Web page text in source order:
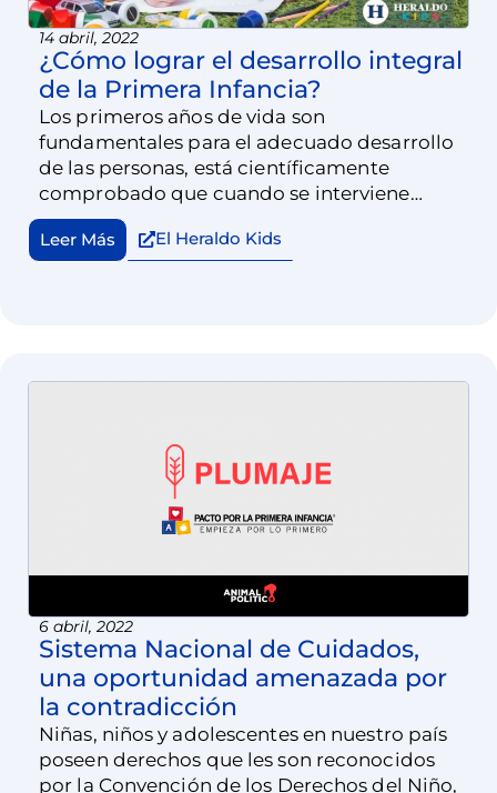
14 abril, 2022
¿Cómo lograr el desarrollo integral
de la Primera Infancia?
Los primeros años de vida son
fundamentales para el adecuado desarrollo
de las personas, está científicamente
comprobado que cuando se interviene
oportunamente en los primeros años de vida
se forman adultos con una sólida estructura
Leer Más El Heraldo Kids
6 abril, 2022
Sistema Nacional de Cuidados,
una oportunidad amenazada por
la contradicción
Niñas, niños y adolescentes en nuestro país
poseen derechos que les son reconocidos
por la Convención de los Derechos del Niño,